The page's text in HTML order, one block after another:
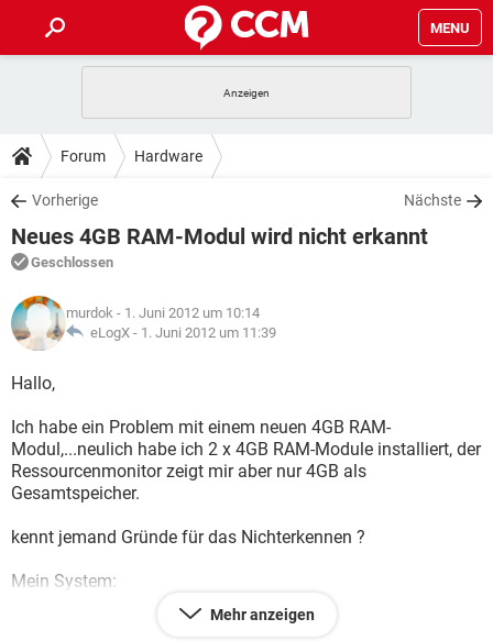
MENU
ANDROID
WINDOWS 10
WHATSAPP TIKTOK
FACEBOOK
TIPPS & TRICKS
SPIELE
WINDOWS 10
WHATSAPP
FACEBOOK HARDWARE
DOWNLOADS
SPIELE STREAMING
ANDROID
WINDOWS 10
WHATSAPP
FACEBOOK
FORUM
SPIELE
ANDROID IOS
FACEBOOK HARDWARE
LEXIKON
SPIELE
ANDROID
WINDOWS 10 INSTAGRAM
WHATSAPP
FACEBOOK
Forum Hardware
Vorherige Nächste
Neues 4GB RAM-Modul wird nicht erkannt
Geschlossen
murdok - 1. Juni 2012 um 10:14
eLogX - 1. Juni 2012 um 11:39
Hallo,
Ich habe ein Problem mit einem neuen 4GB RAM-
Modul,...neulich habe ich 2 x 4GB RAM-Module installiert, der
Ressourcenmonitor zeigt mir aber nur 4GB als
Gesamtspeicher.
kennt jemand Gründe für das Nichterkennen ?
Mein System:
OS Version: Microsoft Windows 7 Professionnel 64bit
Mehr anzeigen